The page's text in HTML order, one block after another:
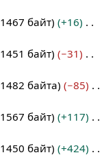
1467 байт
+16
1451 байт
−31
1482 байта
−85
1567 байт
+117
1450 байт +424